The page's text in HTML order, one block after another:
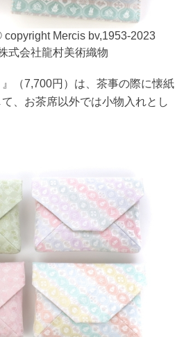
copyright Mercis bv,1953-2023
式会社龍村美術織物
』（7,700円）は、茶事の際に懐紙
、お茶席以外では小物入れとし